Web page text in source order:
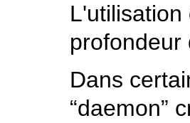
L'utilisation
Dans
“daemon”